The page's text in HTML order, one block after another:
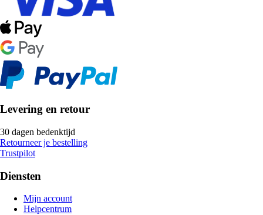
Levering en retour
30 dagen bedenktijd
Retourneer je bestelling
Trustpilot
Diensten
Mijn account
Helpcentrum